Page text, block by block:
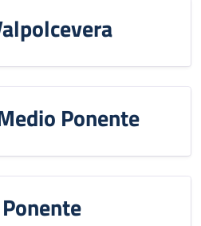
Ponente